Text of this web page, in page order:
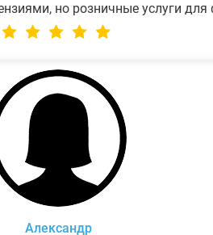
но розничные услуги
Александр